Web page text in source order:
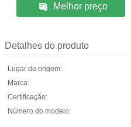
Melhor preço
Detalhes do produto
Lugar de origem:
Marca:
Certificação:
Número do modelo: